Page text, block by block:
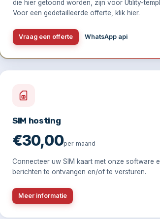
die hier getoond worden, zijn voor Utility-
Voor een gedetailleerde offerte, klik hier.
Vraag een offerte WhatsApp api
SIM hosting
€30,00per maand
Connecteer uw SIM kaart met onze software
berichten te ontvangen en/of te versturen.
Meer informatie